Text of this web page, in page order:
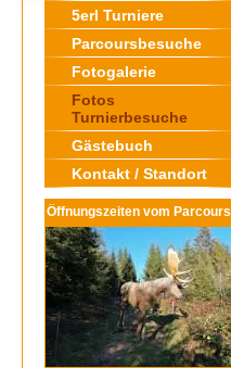
5erl Turniere
Parcoursbesuche
Fotogalerie
Fotos
Turnierbesuche
Gästebuch
Kontakt / Standort
Öffnungszeiten vom Parcours